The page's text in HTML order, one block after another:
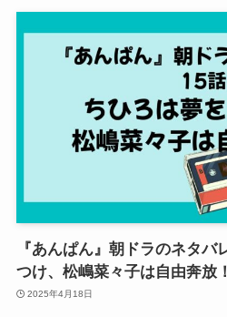
『あんぱん』朝ドラのネタ
つけ、松嶋菜々子は自由奔放！
2025年4月18日